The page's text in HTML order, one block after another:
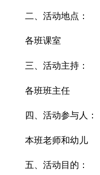
二、活动地点：
各班课室
三、活动主持：
各班班主任
四、活动参与人：
本班老师和幼儿
五、活动目的：